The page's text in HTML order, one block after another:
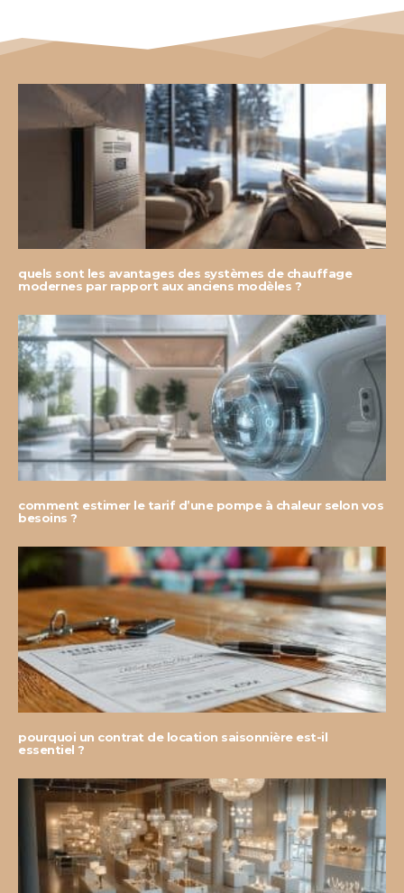
quels sont les avantages des systèmes de chauffage
modernes par rapport aux anciens modèles ?
comment estimer le tarif d’une pompe à chaleur selon vos
besoins ?
pourquoi un contrat de location saisonnière est-il
essentiel ?